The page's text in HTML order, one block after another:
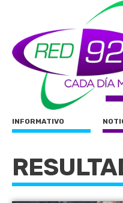
INFORMATIVO